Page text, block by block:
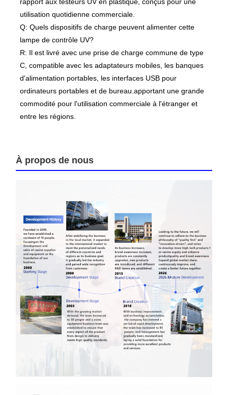
utilisation quotidienne commerciale.
Q: Quels dispositifs de charge peuvent alimenter cette
lampe de contrôle UV?
R: Il est livré avec une prise de charge commune de type
C, compatible avec les adaptateurs mobiles, les banques
d'alimentation portables, les interfaces USB pour
ordinateurs portables et de bureau.apportant une grande
commodité pour l'utilisation commerciale à l'étranger et
entre les régions.
À propos de nous